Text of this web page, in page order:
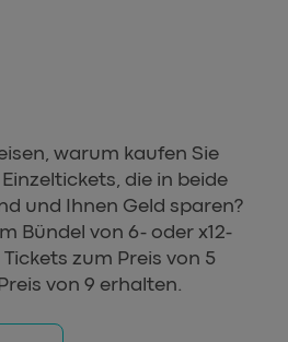
warum kaufen Sie
die in beide
und Ihnen Geld sparen?
Bündel von 6- oder x12-
zum Preis von 5
von 9 erhalten.